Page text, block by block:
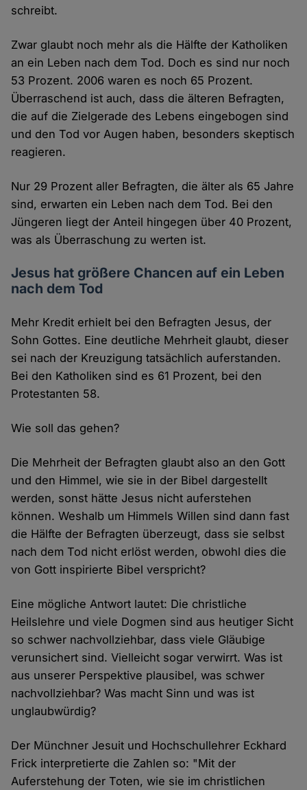
schreibt.
Zwar glaubt noch mehr als die Hälfte der Katholiken
an ein Leben nach dem Tod. Doch es sind nur noch
53 Prozent. 2006 waren es noch 65 Prozent.
Überraschend ist auch, dass die älteren Befragten,
die auf die Zielgerade des Lebens eingebogen sind
und den Tod vor Augen haben, besonders skeptisch
reagieren.
Nur 29 Prozent aller Befragten, die älter als 65 Jahre
sind, erwarten ein Leben nach dem Tod. Bei den
Jüngeren liegt der Anteil hingegen über 40 Prozent,
was als Überraschung zu werten ist.
Jesus hat größere Chancen auf ein Leben
nach dem Tod
Mehr Kredit erhielt bei den Befragten Jesus, der
Sohn Gottes. Eine deutliche Mehrheit glaubt, dieser
sei nach der Kreuzigung tatsächlich auferstanden.
Bei den Katholiken sind es 61 Prozent, bei den
Protestanten 58.
Wie soll das gehen?
Die Mehrheit der Befragten glaubt also an den Gott
und den Himmel, wie sie in der Bibel dargestellt
werden, sonst hätte Jesus nicht auferstehen
können. Weshalb um Himmels Willen sind dann fast
die Hälfte der Befragten überzeugt, dass sie selbst
nach dem Tod nicht erlöst werden, obwohl dies die
von Gott inspirierte Bibel verspricht?
Eine mögliche Antwort lautet: Die christliche
Heilslehre und viele Dogmen sind aus heutiger Sicht
so schwer nachvollziehbar, dass viele Gläubige
verunsichert sind. Vielleicht sogar verwirrt. Was ist
aus unserer Perspektive plausibel, was schwer
nachvollziehbar? Was macht Sinn und was ist
unglaubwürdig?
Der Münchner Jesuit und Hochschullehrer Eckhard
Frick interpretierte die Zahlen so: "Mit der
Auferstehung der Toten, wie sie im christlichen